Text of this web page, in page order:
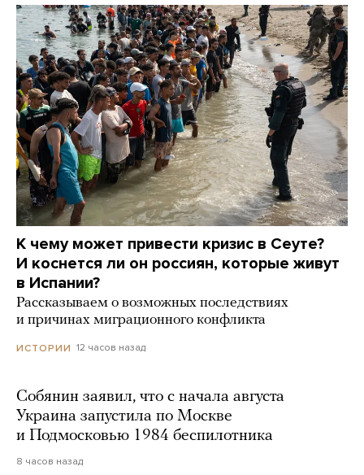
К чему может привести кризис в Сеуте?
И коснется ли он россиян, которые живут
в Испании?
Рассказываем о возможных последствиях
и причинах миграционного конфликта
ИСТОРИИ 12 часов назад
Собянин заявил, что с начала августа
Украина запустила по Москве
и Подмосковью 1984 беспилотника
8 часов назад